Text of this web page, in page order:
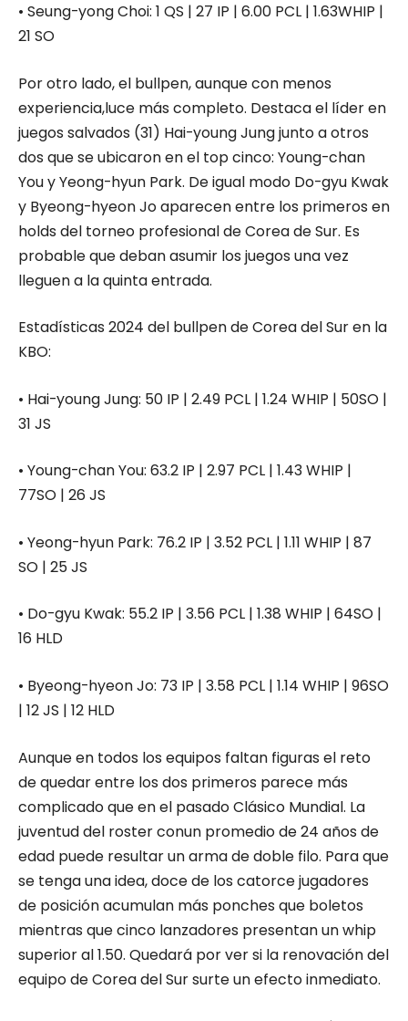
• Seung-yongChoi: 1 QS | 27 IP | 6.00 PCL | 1.63WHIP |
21 SO
Por otro lado, el bullpen, aunque con menos
experiencia,luce más completo. Destaca el líder en
juegos salvados (31) Hai-young Jung junto a otros
dos que se ubicaron en el top cinco: Young-chan
You y Yeong-hyun Park. De igual modo Do-gyu Kwak
y Byeong-hyeon Jo aparecen entre los primeros en
holds del torneo profesional de Corea de Sur. Es
probable que deban asumir los juegos una vez
lleguen a la quinta entrada.
Estadísticas 2024 del bullpen de Corea del Sur en la
KBO:
• Hai-young Jung: 50 IP | 2.49 PCL | 1.24 WHIP | 50SO |
31 JS
• Young-chanYou: 63.2 IP | 2.97 PCL | 1.43 WHIP |
77SO | 26 JS
• Yeong-hyun Park: 76.2 IP | 3.52 PCL | 1.11 WHIP | 87
SO | 25 JS
• Do-gyu Kwak: 55.2 IP | 3.56 PCL | 1.38 WHIP | 64SO |
16 HLD
• Byeong-hyeonJo: 73 IP | 3.58 PCL | 1.14 WHIP | 96SO
| 12 JS | 12 HLD
Aunque en todos los equipos faltan figuras el reto
de quedar entre los dos primeros parece más
complicado que en el pasado Clásico Mundial. La
juventud del roster conun promedio de 24 años de
edad puede resultar un arma de doble filo. Para que
se tenga una idea, doce de los catorce jugadores
de posición acumulan más ponches que boletos
mientras que cinco lanzadores presentan un whip
superior al 1.50. Quedará por ver si la renovación del
equipo de Corea del Sur surte un efecto inmediato.